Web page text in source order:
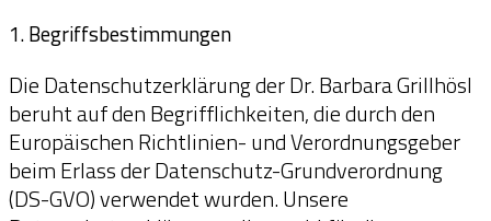
1. Begriffsbestimmungen
Die Datenschutzerklärung der Dr. Barbara Grillhösl
beruht auf den Begrifflichkeiten, die durch den
Europäischen Richtlinien- und Verordnungsgeber
beim Erlass der Datenschutz-Grundverordnung
(DS-GVO) verwendet wurden. Unsere